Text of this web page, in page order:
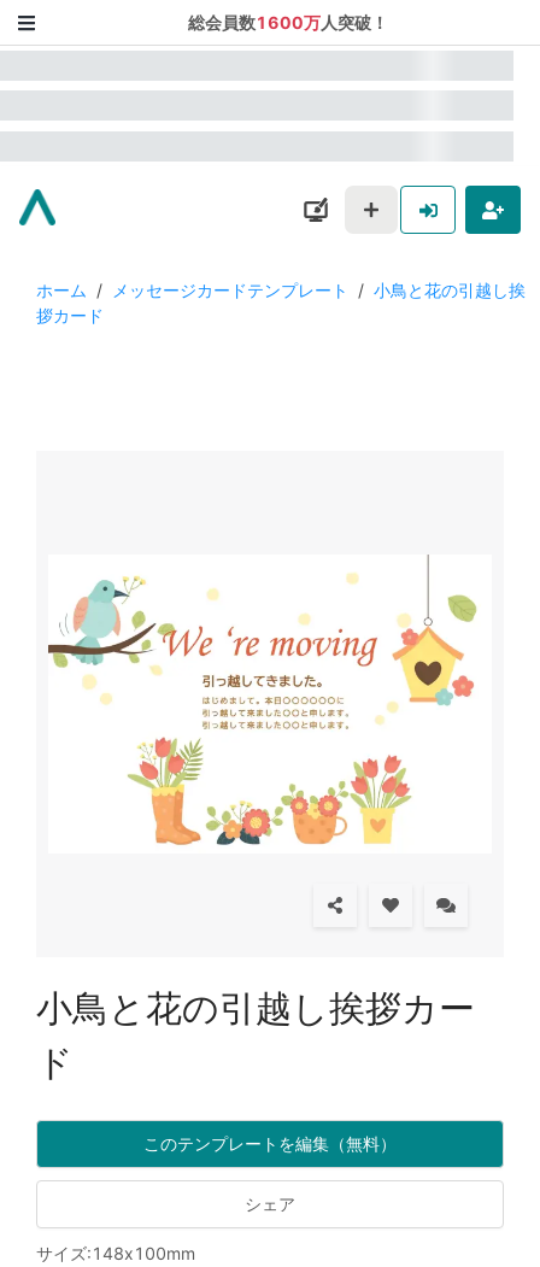
総会員数1600万人突破！
ホーム / メッセージカードテンプレート / 小鳥と花の引越し挨
拶カード
小鳥と花の引越し挨拶カー
ド
このテンプレートを編集（無料）
シェア
サイズ:148x100mm